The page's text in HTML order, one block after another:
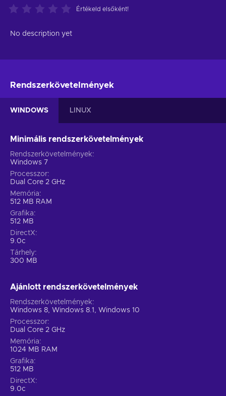
Értékeld elsőként!
No description yet
Rendszerkövetelmények
WINDOWS LINUX
Minimális rendszerkövetelmények
Rendszerkövetelmények
Windows 7
Processzor
Dual Core 2 GHz
Memória
512 MB RAM
Grafika
512 MB
DirectX
9.0c
Tárhely
300 MB
Ajánlott rendszerkövetelmények
Rendszerkövetelmények
Windows 8, Windows 8.1, Windows 10
Processzor
Dual Core 2 GHz
Memória
1024 MB RAM
Grafika
512 MB
DirectX
9.0c